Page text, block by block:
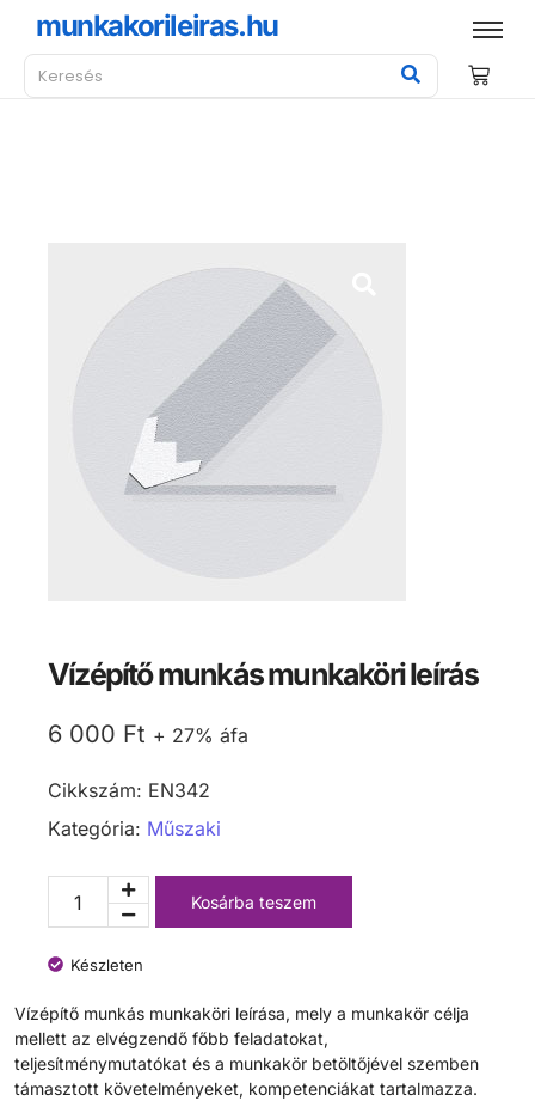
munkakorileiras.hu
Vízépítő munkás munkaköri leírás
6 000 Ft + 27% áfa
Cikkszám: EN342
Kategória: Műszaki
Kosárba teszem
Készleten
Vízépítő munkás munkaköri leírása, mely a munkakör célja
mellett az elvégzendő főbb feladatokat,
teljesítménymutatókat és a munkakör betöltőjével szemben
támasztott követelményeket, kompetenciákat tartalmazza.